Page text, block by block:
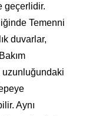
geçerlidir.
Temenni
duvarlar,
uzunluğundaki
Aynı